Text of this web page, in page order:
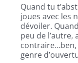
Quand tu
joues avec les
dévoiler.
peu de l’autre,
contraire…ben,
genre